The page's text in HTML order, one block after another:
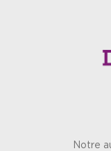
Notre